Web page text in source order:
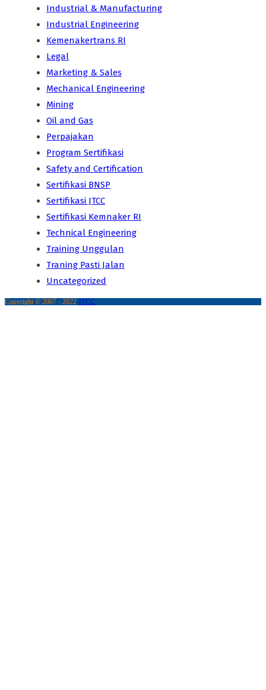
Industrial & Manufacturing
Industrial Engineering
Kemenakertrans RI
Legal
Marketing & Sales
Mechanical Engineering
Mining
Oil and Gas
Perpajakan
Program Sertifikasi
Safety and Certification
Sertifikasi BNSP
Sertifikasi JTCC
Sertifikasi Kemnaker RI
Technical Engineering
Training Unggulan
Traning Pasti Jalan
Uncategorized
Copyright © 2007 - 2022 JTCC